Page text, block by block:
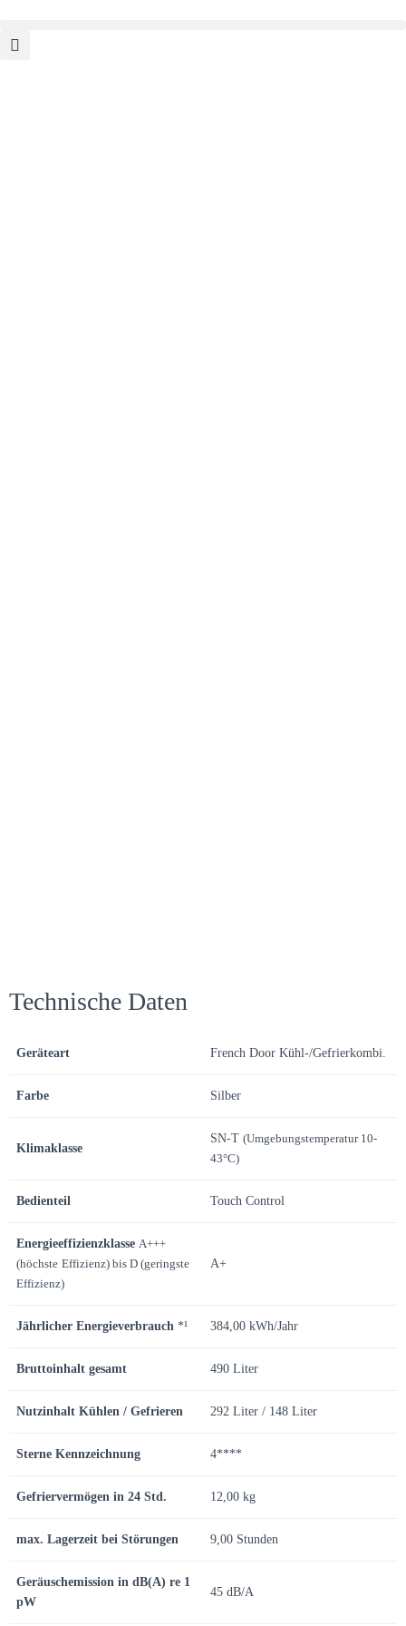
Technische Daten
Geräteart French Door Kühl-/Gefrierkombi.
Farbe Silber
Klimaklasse
SN-T (Umgebungstemperatur 10-
43°C)
Bedienteil Touch Control
Energieeffizienzklasse A+++
(höchste Effizienz) bis D (geringste
Effizienz)
A+
Jährlicher Energieverbrauch *¹ 384,00 kWh/Jahr
Bruttoinhalt gesamt 490 Liter
Nutzinhalt Kühlen / Gefrieren 292 Liter / 148 Liter
Sterne Kennzeichnung 4****
Gefriervermögen in 24 Std. 12,00 kg
max. Lagerzeit bei Störungen 9,00 Stunden
Geräuschemission in dB(A) re 1
pW
45 dB/A